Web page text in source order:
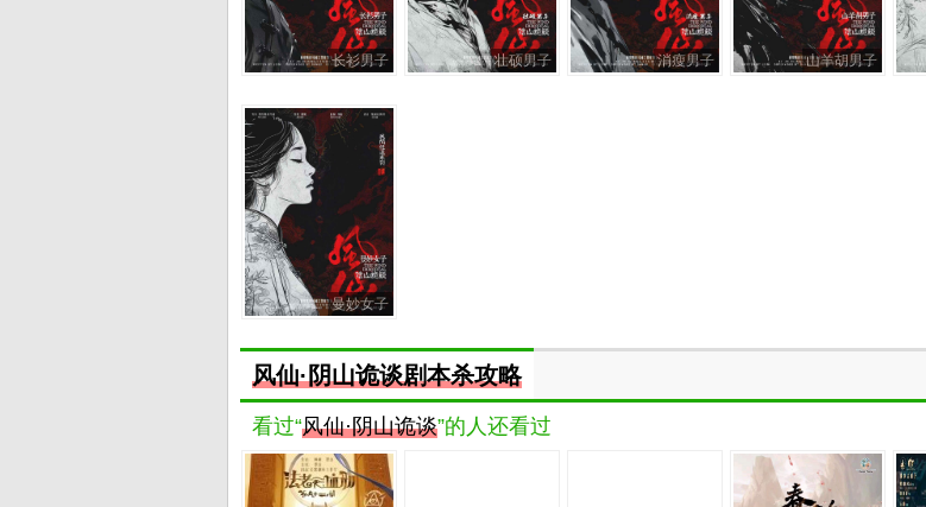
长衫男子 壮硕男子 消瘦男子 山羊胡男子
曼妙女子
风仙·阴山诡谈剧本杀攻略
看过“风仙·阴山诡谈”的人还看过